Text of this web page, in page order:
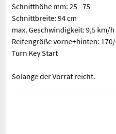
Schnitthöhe mm: 25 - 75
Schnittbreite: 94 cm
max. Geschwindigkeit: 9,5 km/h
Reifengröße vorne+hinten:
Turn Key Start
Solange der Vorrat reicht.
Dieser kraftvolle Rider mit